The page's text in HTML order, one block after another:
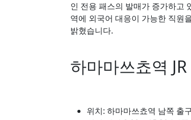
인 전용 패스의 발매가 증가하고
역에 외국어 대응이 가능한 직원
밝혔습니다.
하마마쓰쵸역
위치: 하마마쓰쵸역 남쪽 출